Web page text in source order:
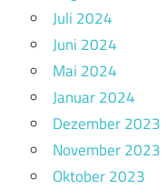
Juli 2024
Juni 2024
Mai 2024
Januar 2024
Dezember 2023
November 2023
Oktober 2023